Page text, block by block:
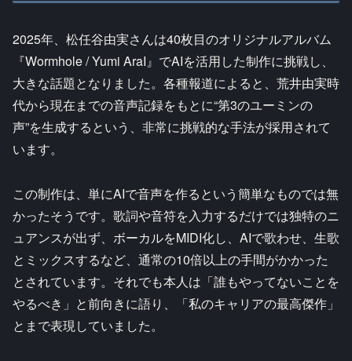
2025年、松任谷由実さんは40枚目のオリジナルアルバム
『Wormhole / Yumi AraI』でAIを活用した制作に挑戦し、
大きな話題となりました。各種報道によると、荒井由実時
代から現在までの音声記録をもとに“第3のユーミンの
声”を生成するという、非常に挑戦的な手法が採用されて
います。
この制作は、単にAIで音声を作るという簡単なものでは無
かったそうです。歌詞や音符を入力するだけでは独特のニ
ュアンスが出ず、ボーカルをMIDI化し、AIで歌わせ、生歌
とミックスするなど、通常の10倍以上の手間がかかった
とされています。それでも本人は「誰もやってないことを
やるべき」と前向きに語り、「私のキャリアの最高傑作」
とまで表現していました。